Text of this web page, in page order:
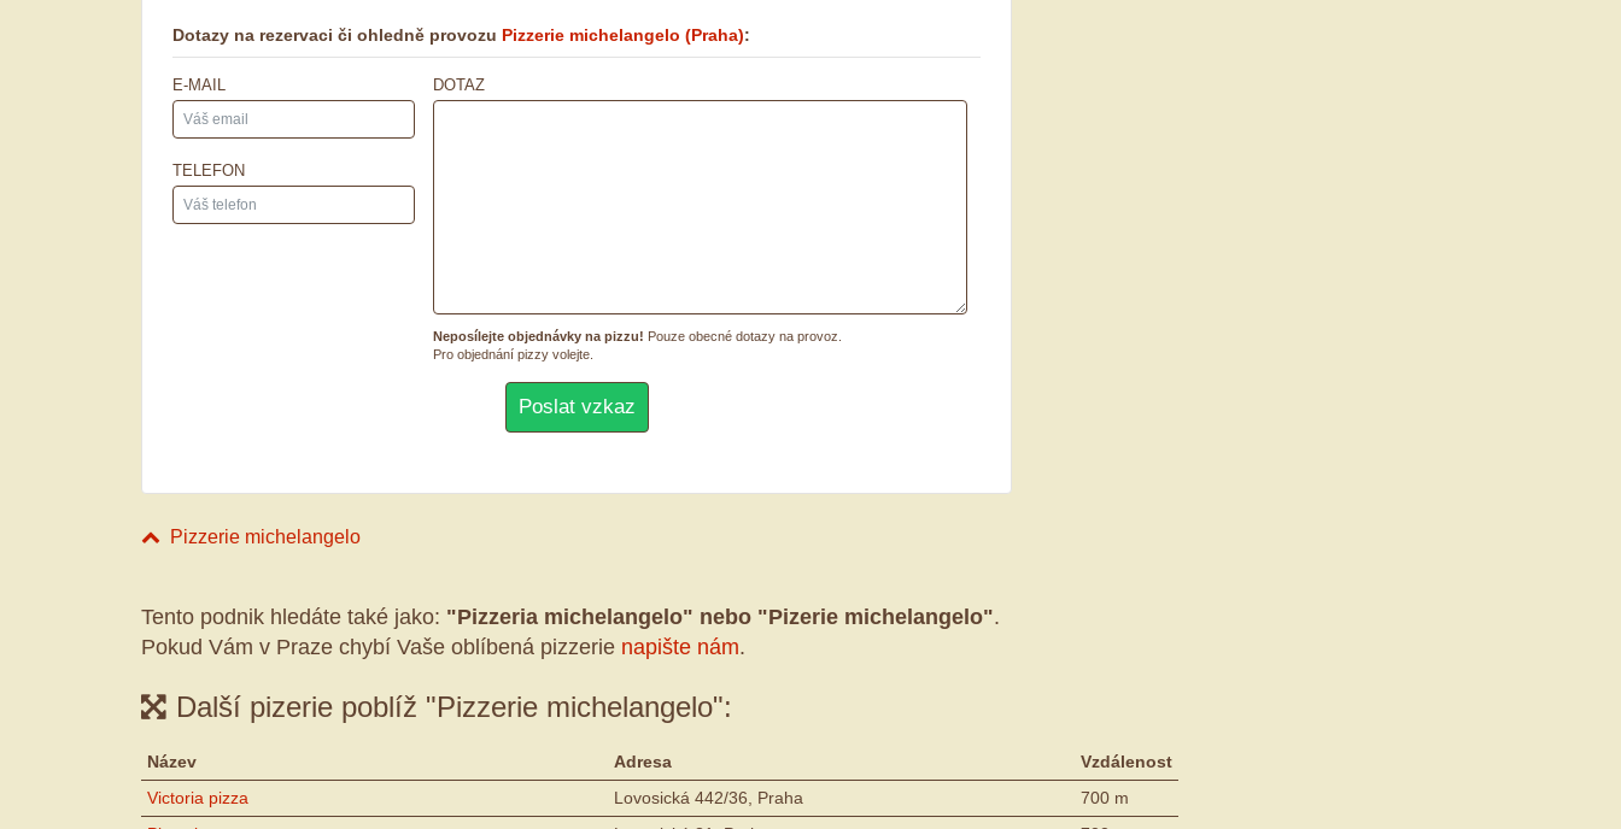
Dotazy na rezervaci či ohledně provozu Pizzerie michelangelo (Praha):
E-MAIL
TELEFON
DOTAZ
Neposílejte objednávky na pizzu! Pouze obecné dotazy na provoz.
Pro objednání pizzy volejte.
Pizzerie michelangelo
Tento podnik hledáte také jako: "Pizzeria michelangelo" nebo "Pizerie michelangelo".
Pokud Vám v Praze chybí Vaše oblíbená pizzerie napište nám.
Další pizerie poblíž "Pizzerie michelangelo":
Název Adresa
Vzdálenost
Victoria pizza
Lovosická 442/36, Praha
700 m